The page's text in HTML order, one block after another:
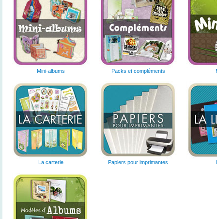
Mini-albums Packs et compléments
La carterie Papiers pour imprimantes